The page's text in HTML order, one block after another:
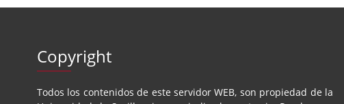
Copyright
Todos los contenidos de este servidor WEB, son propiedad de la